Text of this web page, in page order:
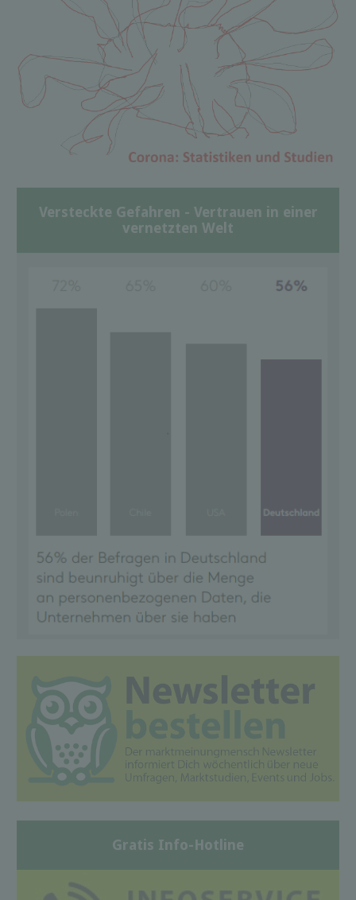
Versteckte Gefahren - Vertrauen in einer
vernetzten Welt
Gratis Info-Hotline